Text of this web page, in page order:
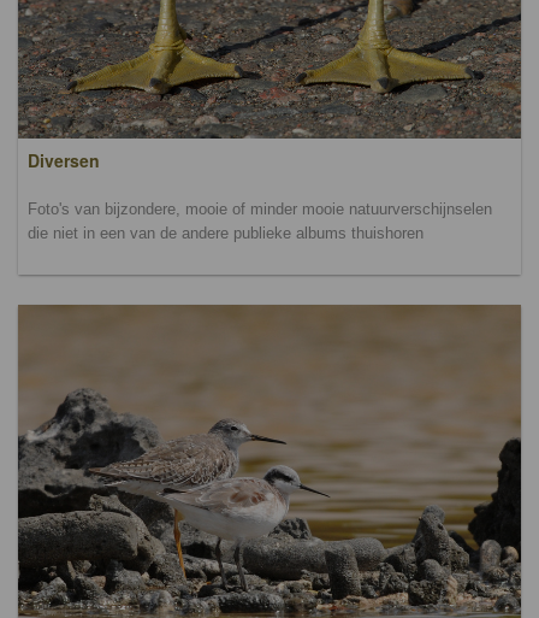
Diversen
Foto's van bijzondere, mooie of minder mooie natuurverschijnselen
die niet in een van de andere publieke albums thuishoren